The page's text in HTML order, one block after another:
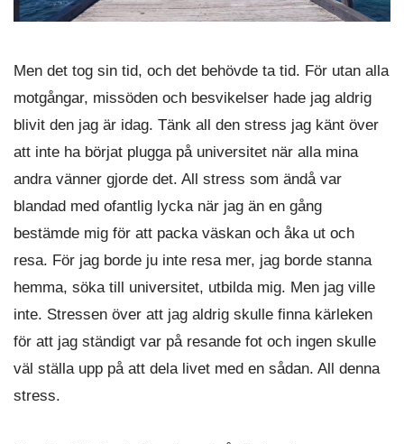
Men det tog sin tid, och det behövde ta tid. För utan alla
motgångar, missöden och besvikelser hade jag aldrig
blivit den jag är idag. Tänk all den stress jag känt över
att inte ha börjat plugga på universitet när alla mina
andra vänner gjorde det. All stress som ändå var
blandad med ofantlig lycka när jag än en gång
bestämde mig för att packa väskan och åka ut och
resa. För jag borde ju inte resa mer, jag borde stanna
hemma, söka till universitet, utbilda mig. Men jag ville
inte. Stressen över att jag aldrig skulle finna kärleken
för att jag ständigt var på resande fot och ingen skulle
väl ställa upp på att dela livet med en sådan. All denna
stress.